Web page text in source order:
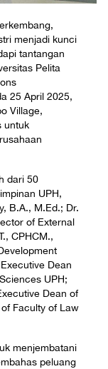
menjadi kunci
tantangan
Pelita
25 April 2025,
Village,
untuk
dari 50
UPH,
B.A., M.Ed.; Dr.
of External
CPHCM.,
Dean
UPH;
Dean of
Faculty of Law
menjembatani
peluang